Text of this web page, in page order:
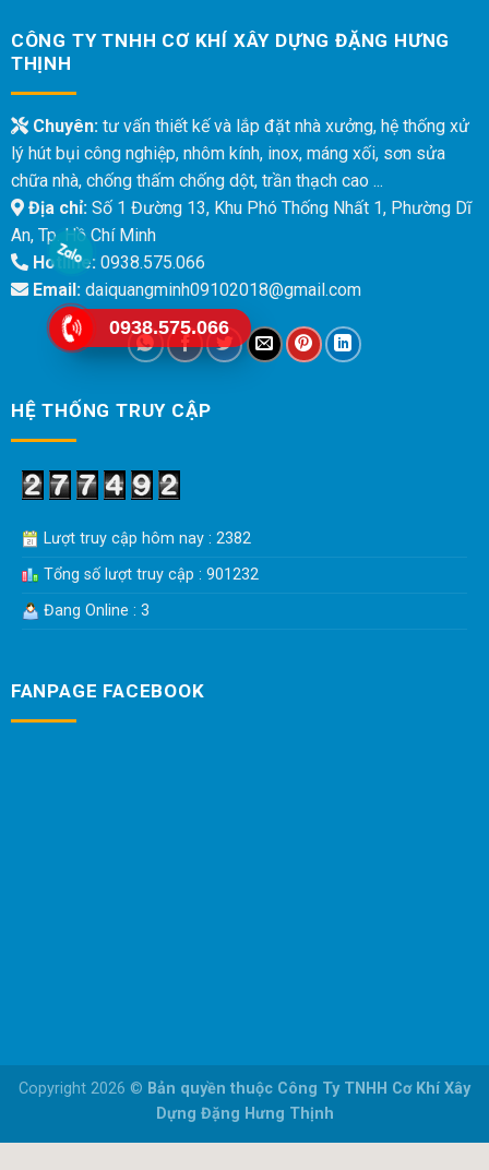
CÔNG TY TNHH CƠ KHÍ XÂY DỰNG ĐẶNG HƯNG
THỊNH
Chuyên:tư vấn thiết kế và lắp đặt nhà xưởng, hệ thống xử
lý hút bụi công nghiệp, nhôm kính, inox, máng xối, sơn sửa
chữa nhà, chống thấm chống dột, trần thạch cao ...
Địa chỉ:Số 1 Đường 13, Khu Phó Thống Nhất 1, Phường Dĩ
An, Tp. Hồ Chí Minh
Hotline:0938.575.066
Email:daiquangminh09102018@gmail.com
HỆ THỐNG TRUY CẬP
Lượt truy cập hôm nay : 2382
Tổng số lượt truy cập : 901232
Đang Online : 3
FANPAGE FACEBOOK
Copyright 2026 © Bản quyền thuộc Công Ty TNHH Cơ Khí Xây
Dựng Đặng Hưng Thịnh
0938.575.066